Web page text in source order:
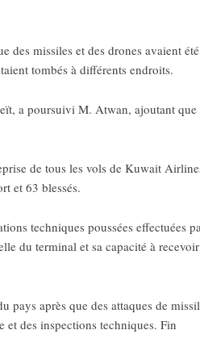
missiles et des drones avaient
tombés à différents endroits.
a poursuivi M. Atwan, ajoutant que
de tous les vols de Kuwait
et 63 blessés.
techniques poussées effectuées
du terminal et sa capacité à
pays après que des attaques de
et des inspections techniques. Fin